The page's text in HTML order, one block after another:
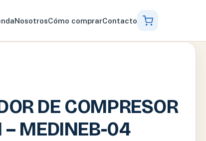
NosotrosCómo comprarContacto
DE COMPRESOR
– MEDINEB-04